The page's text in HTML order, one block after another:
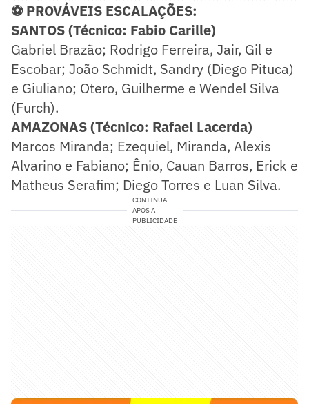
⚽ PROVÁVEIS ESCALAÇÕES:
SANTOS (Técnico: Fabio Carille)
Gabriel Brazão; Rodrigo Ferreira, Jair, Gil e
Escobar; João Schmidt, Sandry (Diego Pituca)
e Giuliano; Otero, Guilherme e Wendel Silva
(Furch).
AMAZONAS (Técnico: Rafael Lacerda)
Marcos Miranda; Ezequiel, Miranda, Alexis
Alvarino e Fabiano; Ênio, Cauan Barros, Erick e
Matheus Serafim; Diego Torres e Luan Silva.
CONTINUA
APÓS A
PUBLICIDADE